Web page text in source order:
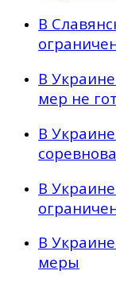
В
В
мер не
В
В
В
меры